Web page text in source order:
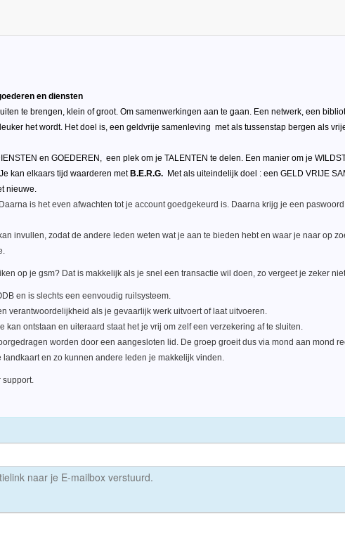
en diensten
te brengen, klein of groot. Om samenwerkingen aan te gaan. Een netwerk, een
het wordt. Het doel is, een geldvrije samenleving met als tussenstap bergen als
en GOEDEREN, een plek om je TALENTEN te delen. Een manier om je
kan elkaars tijd waarderen met B.E.R.G. Met als uiteindelijk doel : een GELD VRIJE
nieuwe.
is het even afwachten tot je account goedgekeurd is. Daarna krijg je een
invullen, zodat de andere leden weten wat je aan te bieden hebt en waar je naar op
op je gsm? Dat is makkelijk als je snel een transactie wil doen, zo vergeet je zeker
en is slechts een eenvoudig ruilsysteem.
verantwoordelijkheid als je gevaarlijk werk uitvoert of laat uitvoeren.
ontstaan en uiteraard staat het je vrij om zelf een verzekering af te sluiten.
worden door een aangesloten lid. De groep groeit dus via mond aan mond
en zo kunnen andere leden je makkelijk vinden.
support.
naar je E-mailbox verstuurd.